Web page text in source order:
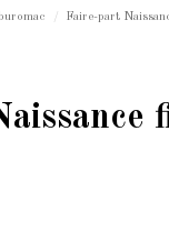
Faire-part